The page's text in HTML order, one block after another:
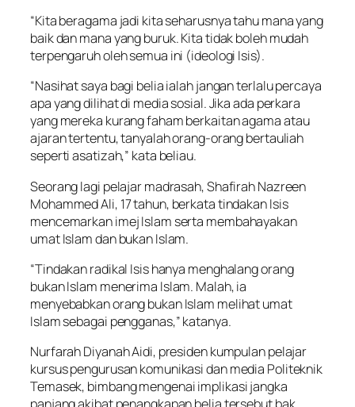
“Kita beragama jadi kita seharusnya tahu mana yang
baik dan mana yang buruk. Kita tidak boleh mudah
terpengaruh oleh semua ini (ideologi Isis).
“Nasihat saya bagi belia ialah jangan terlalu percaya
apa yang dilihat di media sosial. Jika ada perkara
yang mereka kurang faham berkaitan agama atau
ajaran tertentu, tanyalah orang-orang bertauliah
seperti asatizah,” kata beliau.
Seorang lagi pelajar madrasah, Shafirah Nazreen
Mohammed Ali, 17 tahun, berkata tindakan Isis
mencemarkan imej Islam serta membahayakan
umat Islam dan bukan Islam.
“Tindakan radikal Isis hanya menghalang orang
bukan Islam menerima Islam. Malah, ia
menyebabkan orang bukan Islam melihat umat
Islam sebagai pengganas,” katanya.
Nurfarah Diyanah Aidi, presiden kumpulan pelajar
kursus pengurusan komunikasi dan media Politeknik
Temasek, bimbang mengenai implikasi jangka